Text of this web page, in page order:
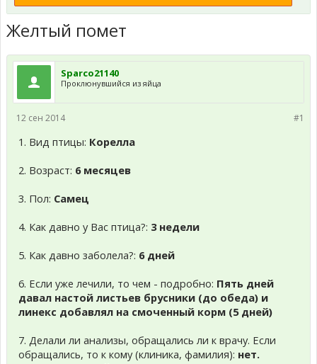
Желтый помет
Sparco21140
Проклюнувшийся из яйца
#1
12 сен 2014
1. Вид птицы: Корелла
2. Возраст: 6 месяцев
3. Пол: Самец
4. Как давно у Вас птица?: 3 недели
5. Как давно заболела?: 6 дней
6. Если уже лечили, то чем - подробно: Пять дней
давал настой листьев брусники (до обеда) и
линекс добавлял на смоченный корм (5 дней)
7. Делали ли анализы, обращались ли к врачу. Если
обращались, то к кому (клиника, фамилия): нет.